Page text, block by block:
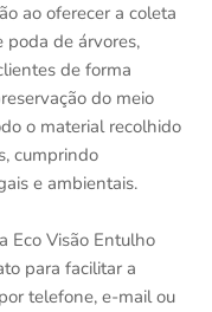
ao oferecer a coleta
poda de árvores,
de forma
do meio
o material recolhido
cumprindo
e ambientais.
Eco Visão Entulho
para facilitar a
telefone, e-mail ou